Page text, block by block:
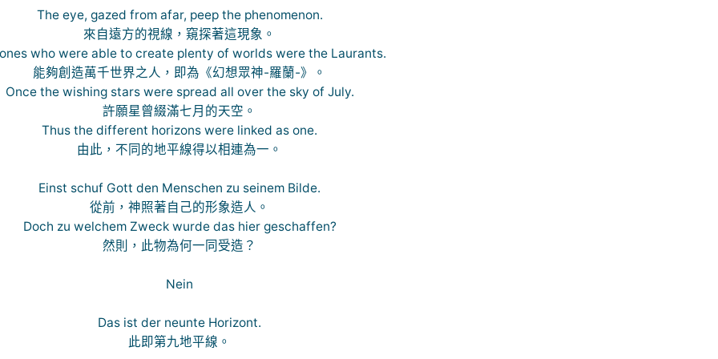
The eye, gazed from afar, peep the phenomenon.
來自遠方的視線，窺探著這現象。
who were able to create plenty of worlds were the Laurants.
能夠創造萬千世界之人，即為《幻想眾神-羅蘭-》。
Once the wishing stars were spread all over the sky of July.
許願星曾綴滿七月的天空。
Thus the different horizons were linked as one.
由此，不同的地平線得以相連為一。
Einst schuf Gott den Menschen zu seinem Bilde.
從前，神照著自己的形象造人。
Doch zu welchem Zweck wurde das hier geschaffen?
然則，此物為何一同受造？
Nein
Das ist der neunte Horizont.
此即第九地平線。